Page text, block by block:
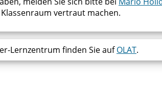
vertraut machen.
Lernzentrum finden Sie aufOLAT.